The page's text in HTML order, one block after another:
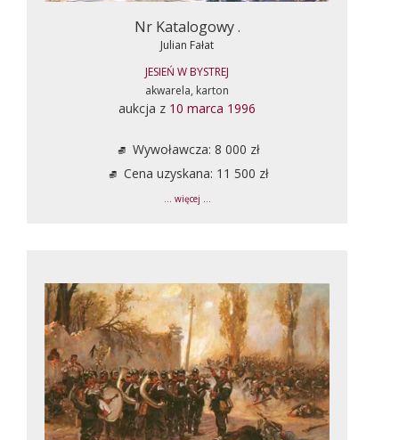
Nr Katalogowy .
Julian Fałat
JESIEŃ W BYSTREJ
akwarela, karton
aukcja z 10 marca 1996
Wywoławcza: 8 000 zł
Cena uzyskana: 11 500 zł
... więcej ...